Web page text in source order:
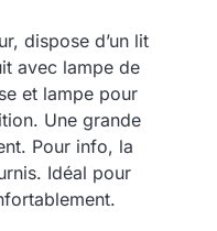
dispose d’un lit
avec lampe de
et lampe pour
Une grande
Pour info, la
Idéal pour